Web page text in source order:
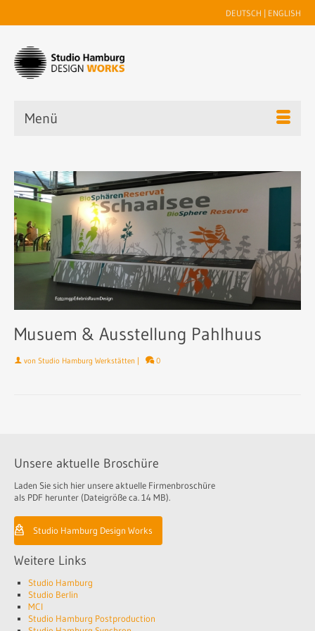
DEUTSCH | ENGLISH
Menü
Musuem & Ausstellung Pahlhuus
von Studio Hamburg Werkstätten | 0
Unsere aktuelle Broschüre
Laden Sie sich hier unsere aktuelle Firmenbroschüre
als PDF herunter (Dateigröße ca. 14 MB).
Studio Hamburg Design Works
Weitere Links
Studio Hamburg
Studio Berlin
MCI
Studio Hamburg Postproduction